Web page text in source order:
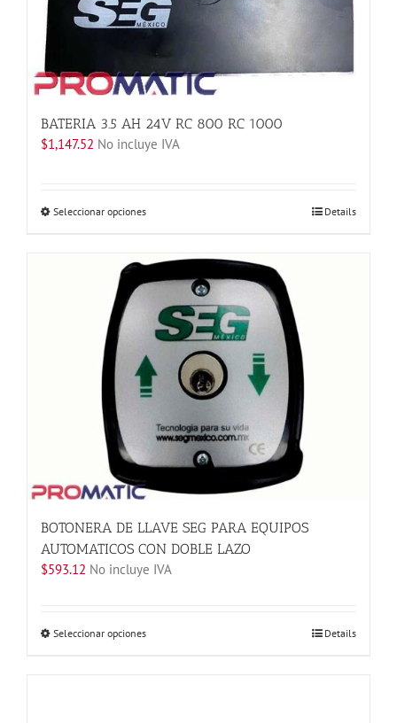
la
página
de
producto
BATERIA 3.5 AH 24V RC 800 RC 1000
$1,147.52 No incluye IVA
Seleccionar opcionesEste
múltiples
variantes.
Las
opciones
pueden
elegir
página
de
producto
Details
BOTONERA DE LLAVE SEG PARA EQUIPOS
AUTOMATICOS CON DOBLE LAZO
$593.12 No incluye IVA
Seleccionar opcionesEste
Details